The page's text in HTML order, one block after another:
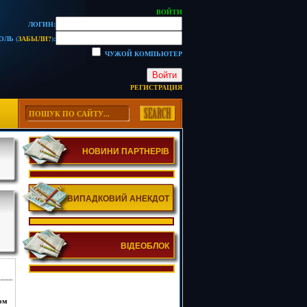
ВОЙТИ
ЛОГИН:
(ЗАБЫЛИ?):
ЧУЖОЙ КОМПЬЮТЕР
Войти
РЕГИСТРАЦИЯ
НОВИНИ ПАРТНЕРІВ
ВИПАДКОВИЙ АНЕКДОТ
ВІДЕОБЛОК